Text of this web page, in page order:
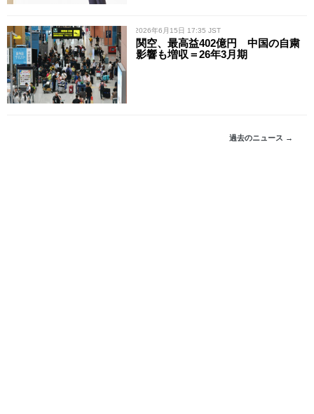
/ 2026年6月15日 17:35 JST
関空、最高益402億円 中国の自粛
影響も増収＝26年3月期
過去のニュース →